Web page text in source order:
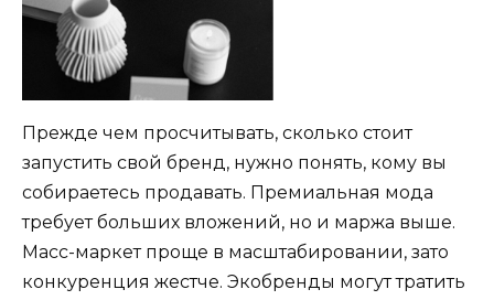
Прежде чем просчитывать, сколько стоит
запустить свой бренд, нужно понять, кому вы
собираетесь продавать. Премиальная мода
требует больших вложений, но и маржа выше.
Масс-маркет проще в масштабировании, зато
конкуренция жестче. Экобренды могут тратить